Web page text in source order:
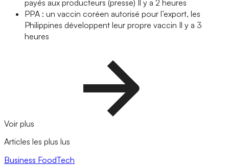
payés aux producteurs (presse)
Il y a 2 heures
PPA : un vaccin coréen autorisé pour l’export, les
Philippines développent leur propre vaccin Il y a 3
heures
Voir plus
Articles les plus lus
Business FoodTech